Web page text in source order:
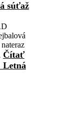
súťaž
Čítať
Letná